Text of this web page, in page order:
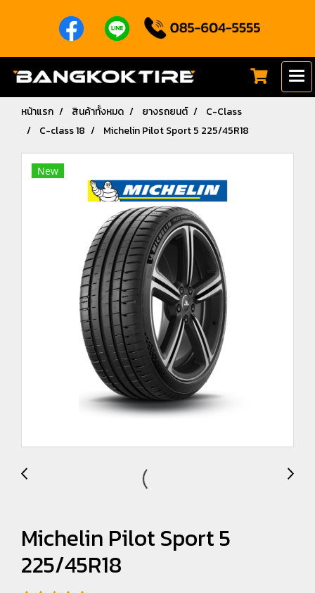
หน้าแรก สินค้าทั้งหมด ยางรถยนต์
C-Class
C-class 18
Michelin Pilot Sport 5 225/45R18
New
Michelin Pilot Sport 5
225/45R18